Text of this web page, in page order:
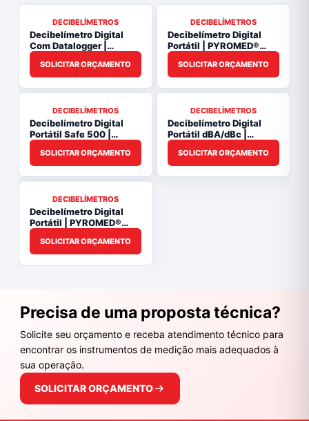
DECIBELÍMETROS
Decibelímetro Digital
Com Datalogger |
PYROMED® PY823
SOLICITAR ORÇAMENTO
DECIBELÍMETROS
Decibelímetro Digital
Portátil | PYROMED®
PYDEC-3000
SOLICITAR ORÇAMENTO
DECIBELÍMETROS
Decibelímetro Digital
Portátil Safe 500 |
PYROMED® PY784
SOLICITAR ORÇAMENTO
DECIBELÍMETROS
Decibelímetro Digital
Portátil dBA/dBc |
PYROMED® PY823
SOLICITAR ORÇAMENTO
DECIBELÍMETROS
Decibelímetro Digital
Portátil | PYROMED®
PY813
SOLICITAR ORÇAMENTO
Precisa de uma proposta técnica?
Solicite seu orçamento e receba atendimento técnico para
encontrar os instrumentos de medição mais adequados à
sua operação.
SOLICITAR ORÇAMENTO